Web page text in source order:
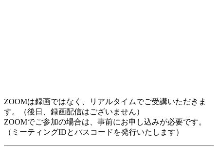
ZOOMは録画ではなく、リアルタイムでご受講いただきま
す。（後日、録画配信はございません）
ZOOMでご参加の場合は、事前にお申し込みが必要です。
（ミーティングIDとパスコードを発行いたします）